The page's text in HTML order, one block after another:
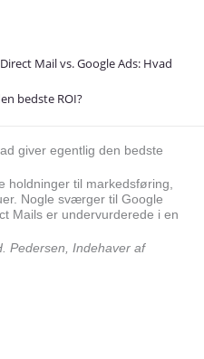
Direct Mail vs. Google Ads: Hvad
bedste ROI?
giver egentlig den bedste
holdninger til markedsføring,
Nogle sværger til Google
Mails er undervurderede i en
Pedersen, Indehaver af